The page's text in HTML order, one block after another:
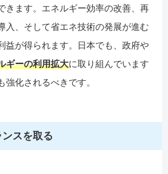
きます。エネルギー効率の改善、再
入、そして省エネ技術の発展が進む
益が得られます。日本でも、政府や
ギーの利用拡大に取り組んでいます
強化されるべきです。
スを取る